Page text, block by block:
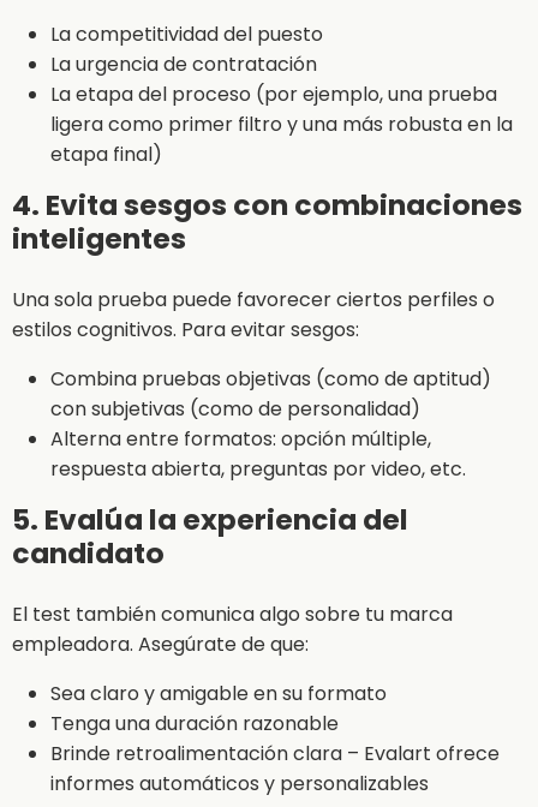
La competitividad del puesto
La urgencia de contratación
La etapa del proceso (por ejemplo, una prueba
ligera como primer filtro y una más robusta en la
etapa final)
4. Evita sesgos con combinaciones
inteligentes
Una sola prueba puede favorecer ciertos perfiles o
estilos cognitivos. Para evitar sesgos:
Combina pruebas objetivas (como de aptitud)
con subjetivas (como de personalidad)
Alterna entre formatos: opción múltiple,
respuesta abierta, preguntas por video, etc.
5. Evalúa la experiencia del
candidato
El test también comunica algo sobre tu marca
empleadora. Asegúrate de que:
Sea claro y amigable en su formato
Tenga una duración razonable
Brinde retroalimentación clara – Evalart ofrece
informes automáticos y personalizables